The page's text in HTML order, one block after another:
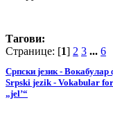
Тагови:
Странице: [1] 2 3 ... 6
Српски језик -
Srpski jezik - Vokabular
„jel’“